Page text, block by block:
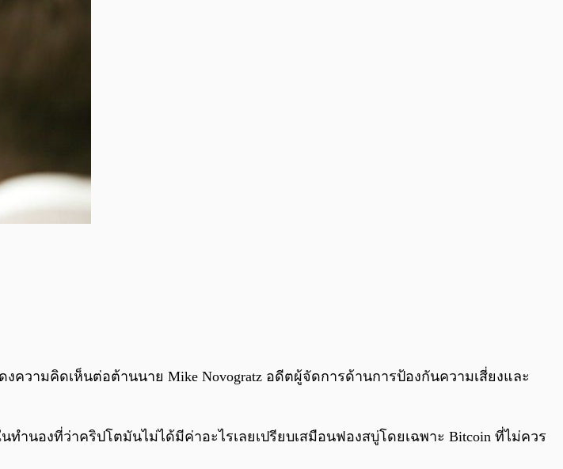
/0:00
ความคิดเห็นต่อต้านนาย Mike Novogratz อดีตผู้จัดการด้านการป้องกันความเสี่ยงและ
ำนองที่ว่าคริปโตมันไม่ได้มีค่าอะไรเลยเปรียบเสมือนฟองสบู่โดยเฉพาะ Bitcoin ที่ไม่ควร